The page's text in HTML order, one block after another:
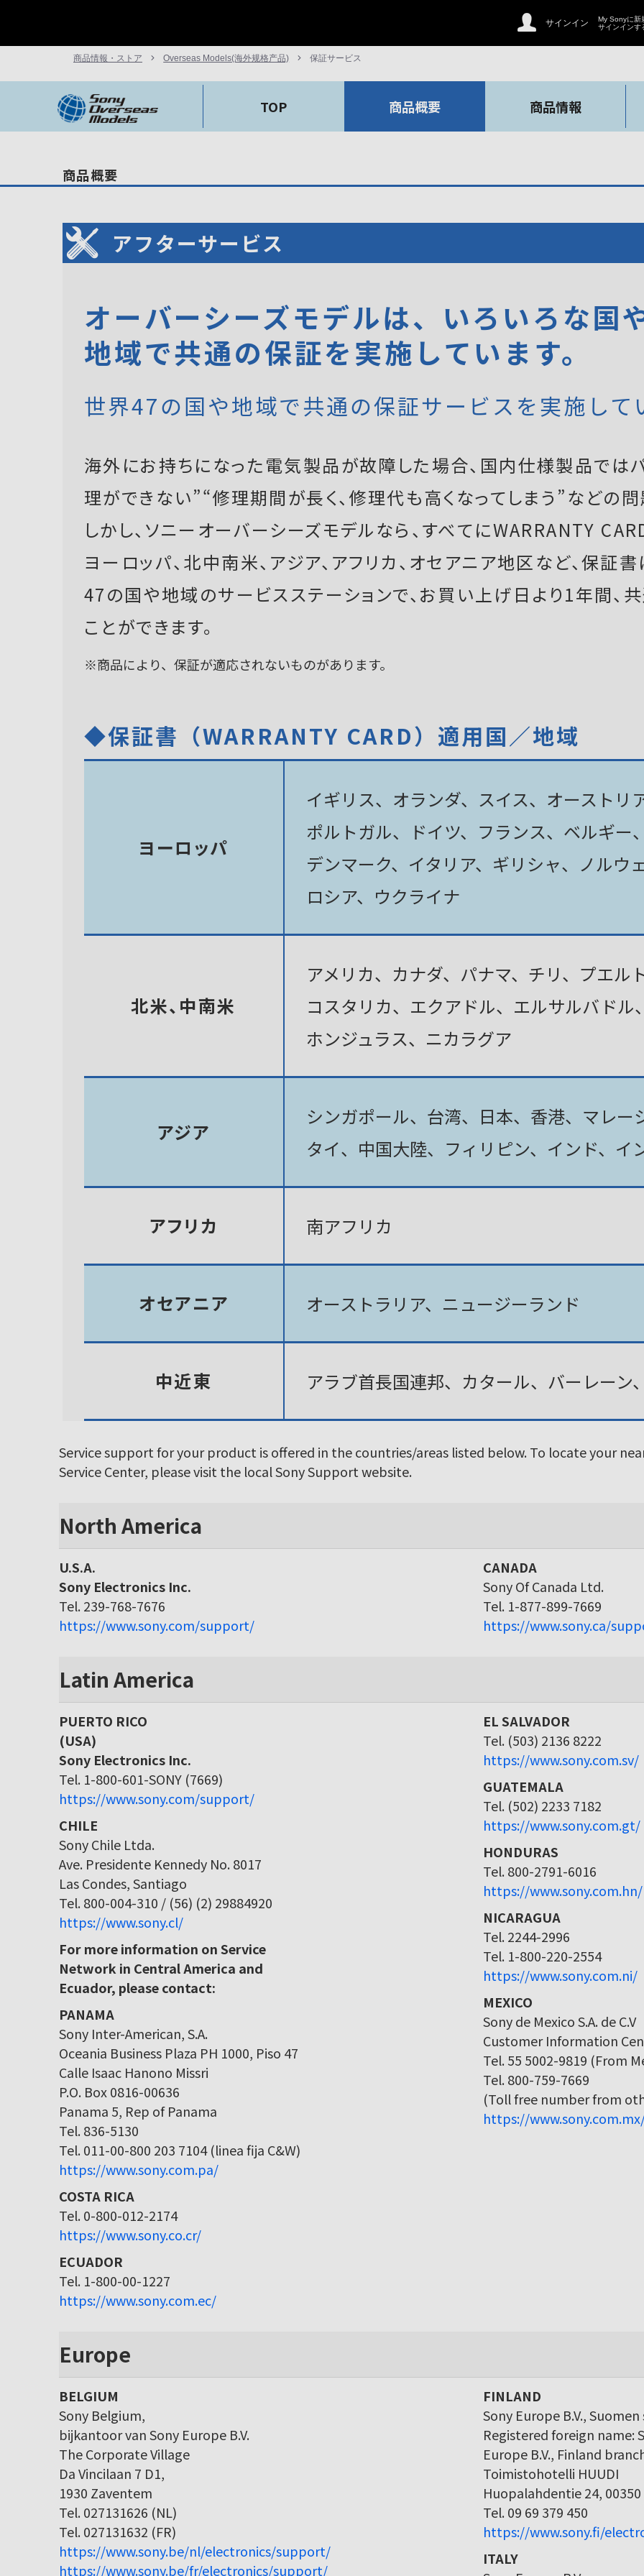
サインイン
My Sonyに新
サインインす
商品情報・ストア Overseas Models(海外规格产品) 保証サービス
TOP 商品概要 商品情報
商品概要
アフターサービス
オーバーシーズモデルは、いろいろな国
地域で共通の保証を実施しています。
世界47の国や地域で共通の保証サービスを実施して
海外にお持ちになった電気製品が故障した場合、国内仕様製品では
理ができない”“修理期間が長く、修理代も高くなってしまう”などの問
しかし、ソニーオーバーシーズモデルなら、すべてにWARRANTY
ヨーロッパ、北中南米、アジア、アフリカ、オセアニア地区など、保
47の国や地域のサービスステーションで、お買い上げ日より1年間、
ことができます。
※商品により、保証が適応されないものがあります。
◆保証書（WARRANTY CARD）適用国／地域
ヨーロッパ
イギリス、オランダ、スイス、オーストリ
ポルトガル、ドイツ、フランス、ベルギー
デンマーク、イタリア、ギリシャ、ノルウ
ロシア、ウクライナ
北米、中南米
アメリカ、カナダ、パナマ、チリ、プエル
コスタリカ、エクアドル、エルサルバドル
ホンジュラス、ニカラグア
アジア
シンガポール、台湾、日本、香港、マレー
タイ、中国大陸、フィリピン、インド、イ
アフリカ 南アフリカ
オセアニア オーストラリア、ニュージーランド
中近東 アラブ首長国連邦、カタール、バーレーン
Service support for your product is offered in the countries/areas listed below. To locate your
Service Center, please visit the local Sony Support website.
North America
U.S.A.
Sony Electronics Inc.
Tel. 239-768-7676
https://www.sony.com/support/
CANADA
Sony Of Canada Ltd.
Tel. 1-877-899-7669
https://www.sony.ca/
Latin America
PUERTO RICO
(USA)
Sony Electronics Inc.
Tel. 1-800-601-SONY (7669)
https://www.sony.com/support/
CHILE
Sony Chile Ltda.
Ave. Presidente Kennedy No. 8017
Las Condes, Santiago
Tel. 800-004-310 / (56) (2) 29884920
https://www.sony.cl/
For more information on Service
Network in Central America and
Ecuador, please contact:
PANAMA
Sony Inter-American, S.A.
Oceania Business Plaza PH 1000, Piso 47
Calle Isaac Hanono Missri
P.O. Box 0816-00636
Panama 5, Rep of Panama
Tel. 836-5130
Tel. 011-00-800 203 7104 (linea fija C&W)
https://www.sony.com.pa/
COSTA RICA
Tel. 0-800-012-2174
https://www.sony.co.cr/
ECUADOR
Tel. 1-800-00-1227
https://www.sony.com.ec/
EL SALVADOR
Tel. (503) 2136 8222
https://www.sony.com.sv/
GUATEMALA
Tel. (502) 2233 7182
https://www.sony.com.gt/
HONDURAS
Tel. 800-2791-6016
https://www.sony.com.hn/
NICARAGUA
Tel. 2244-2996
Tel. 1-800-220-2554
https://www.sony.com.ni/
MEXICO
Sony de Mexico S.A. de C.V
Customer Information
Tel. 55 5002-9819 (From
Tel. 800-759-7669
(Toll free number from
https://
Europe
BELGIUM
Sony Belgium,
bijkantoor van Sony Europe B.V.
The Corporate Village
Da Vincilaan 7 D1,
1930 Zaventem
Tel. 027131626 (NL)
Tel. 027131632 (FR)
https://www.sony.be/nl/electronics/support/
https://www.sony.be/fr/electronics/support/
FINLAND
Sony Europe B.V.,
Registered foreign name:
Europe B.V., Finland
Toimistohotelli HUUDI
Huopalahdentie 24,
Tel. 09 69 379 450
https://www.sony.fi/
ITALY